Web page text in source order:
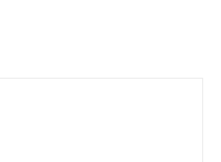
烟雾、无异味。